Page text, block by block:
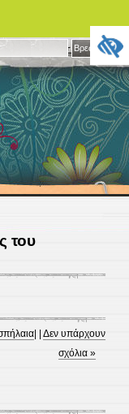
Βρες το »
του
| |Δεν υπάρχουν
σχόλια »